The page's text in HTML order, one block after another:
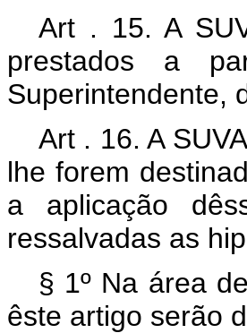
Art . 15. A
prestados a
Superintendente,
Art . 16. A
lhe forem
a aplicação
ressalvadas as
§ 1º Na área
êste artigo serão